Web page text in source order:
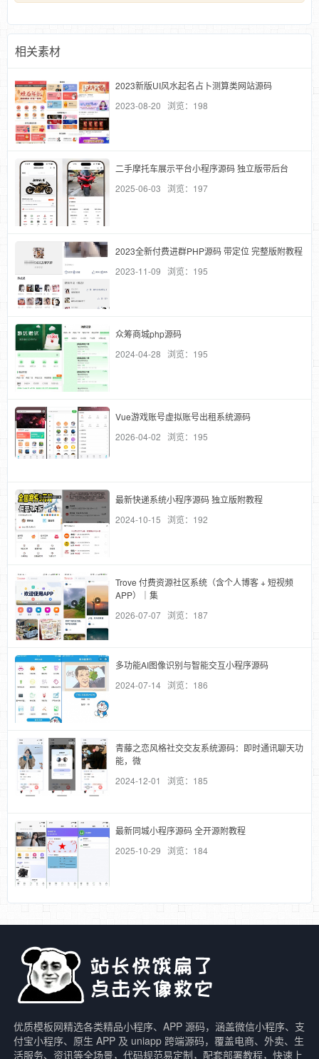
相关素材
2023新版UI风水起名占卜测算类网站源码
2023-08-20 浏览：198
二手摩托车展示平台小程序源码 独立版带后台
2025-06-03 浏览：197
2023全新付费进群PHP源码 带定位 完整版附教程
2023-11-09 浏览：195
众筹商城php源码
2024-04-28 浏览：195
Vue游戏账号虚拟账号出租系统源码
2026-04-02 浏览：195
最新快递系统小程序源码 独立版附教程
2024-10-15 浏览：192
Trove 付费资源社区系统（含个人博客 + 短视频
APP）｜集
2026-07-07 浏览：187
多功能AI图像识别与智能交互小程序源码
2024-07-14 浏览：186
青藤之恋风格社交交友系统源码：即时通讯聊天功
能，微
2024-12-01 浏览：185
最新同城小程序源码 全开源附教程
2025-10-29 浏览：184
优质模板网精选各类精品小程序、APP 源码，涵盖微信小程序、支
付宝小程序、原生 APP 及 uniapp 跨端源码，覆盖电商、外卖、生
活服务、资讯等全场景，代码规范易定制，配套部署教程，快速上